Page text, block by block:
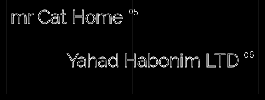
mr Cat Home
Yahad Habonim LTD